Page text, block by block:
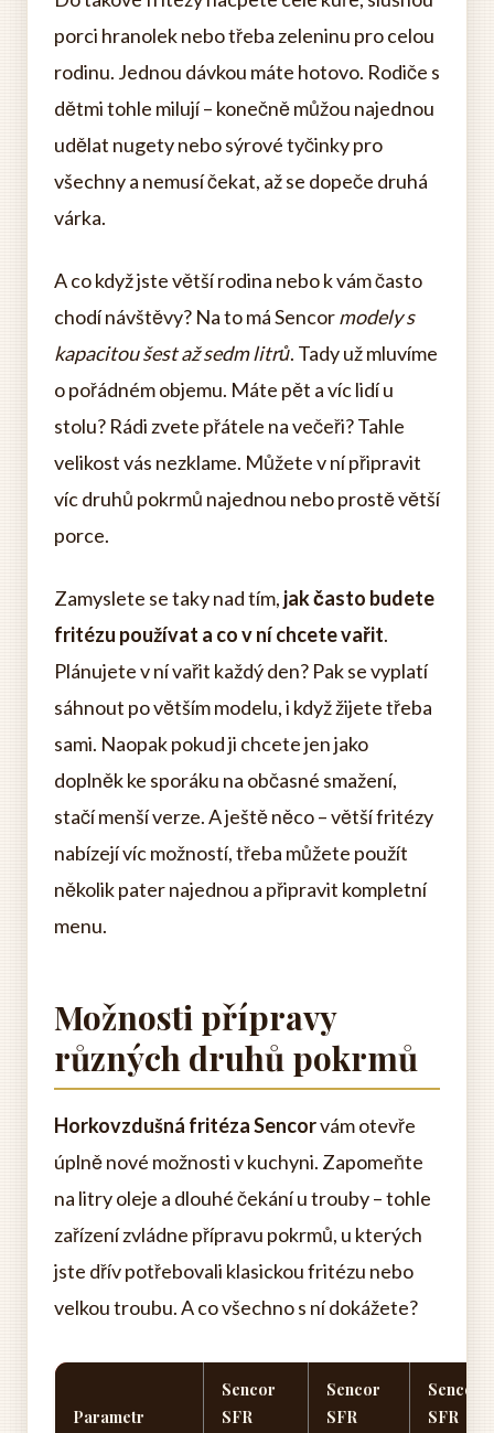
porci hranolek nebo třeba zeleninu pro celou
rodinu. Jednou dávkou máte hotovo. Rodiče s
dětmi tohle milují – konečně můžou najednou
udělat nugety nebo sýrové tyčinky pro
všechny a nemusí čekat, až se dopeče druhá
várka.
A co když jste větší rodina nebo k vám často
chodí návštěvy? Na to má Sencormodely s
kapacitou šest až sedm litrů. Tady už mluvíme
o pořádném objemu. Máte pět a víc lidí u
stolu? Rádi zvete přátele na večeři? Tahle
velikost vás nezklame. Můžete v ní připravit
víc druhů pokrmů najednou nebo prostě větší
porce.
Zamyslete se taky nad tím, jak často budete
fritézu používat a co v ní chcete vařit.
Plánujete v ní vařit každý den? Pak se vyplatí
sáhnout po větším modelu, i když žijete třeba
sami. Naopak pokud ji chcete jen jako
doplněk ke sporáku na občasné smažení,
stačí menší verze. A ještě něco – větší fritézy
nabízejí víc možností, třeba můžete použít
několik pater najednou a připravit kompletní
menu.
Možnosti přípravy
různých druhů pokrmů
Horkovzdušná fritéza Sencorvám otevře
úplně nové možnosti v kuchyni. Zapomeňte
na litry oleje a dlouhé čekání u trouby – tohle
zařízení zvládne přípravu pokrmů, u kterých
jste dřív potřebovali klasickou fritézu nebo
velkou troubu. A co všechno s ní dokážete?
Parametr
Sencor
SFR
Sencor
SFR
Sencor
SFR